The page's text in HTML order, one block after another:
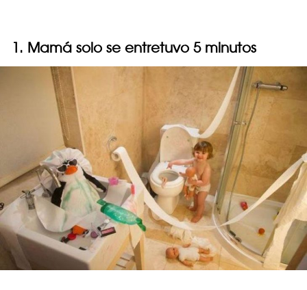
1. Mamá solo se entretuvo 5 minutos